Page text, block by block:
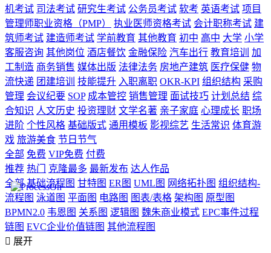
机考试 司法考试 研究生考试 公务员考试 软考 英语考试 项目
管理师职业资格（PMP）
执业医师资格考试 会计职称考试 建
筑师考试 建造师考试 学前教育 其他教育 初中 高中 大学 小学
客服咨询 其他岗位 酒店餐饮 金融保险 汽车出行 教育培训
加
工制造 商务销售 媒体出版 法律法务 房地产建筑 医疗保健 物
流快递 团建培训 技能提升 入职离职 OKR-KPI 组织结构 采购
管理 会议纪要 SOP 成本管控 销售管理 面试技巧 计划总结 综
合知识 人文历史 投资理财 文学名著 亲子家庭 心理成长 职场
进阶 个性风格 基础版式 通用模板 影视综艺 生活常识 体育游
戏 旅游美食 节日节气
全部 免费 VIP免费 付费
推荐 热门 克隆最多 最新发布 达人作品
全部 基础流程图 甘特图 ER图 UML图 网络拓扑图 组织结构-
流程图 泳道图 平面图 电路图 图表/表格 架构图 原型图
BPMN2.0 韦恩图 关系图 逻辑图 魏朱商业模式 EPC事件过程
链图 EVC企业价值链图 其他流程图
 展开